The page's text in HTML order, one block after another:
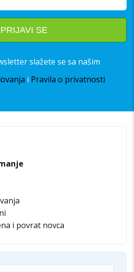
slažete se sa našim
i Pravila o privatnosti
i povrat novca